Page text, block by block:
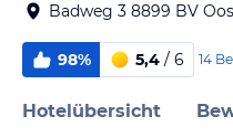
Badweg 3 8899 BV
98% 5,4 / 6 14
Hotelübersicht